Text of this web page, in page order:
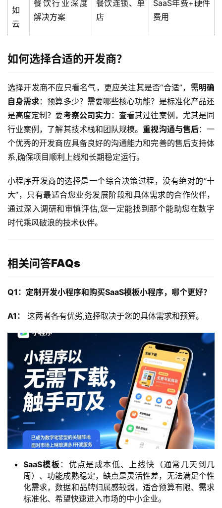
联
网
+
动
关
于
我
们
如
云
餐饮行业深度
解决方案
餐饮连锁、单
店
SaaS年费+硬件
费用
如何选择合适的开发商？
选择开发商不应只看名气，更应关注其是否“合适”，需明确
自身需求：预算多少？需要哪些核心功能？是标准化产品还
是高度定制？要考察公司实力 ：查看其过往案例，尤其是同
行业案例，了解其技术栈和团队规模。重视沟通与售后：一
个优秀的开发商应具备良好的沟通能力和完善的售后支持体
系,确保项目顺利上线和长期稳定运行。
小程序开发商的选择是一个综合决策过程，没有绝对的“十
大”，只有最适合您业务发展阶段和具体需求的合作伙伴，
通过深入调研和审慎评估,您一定能找到那个能助您在数字
时代乘风破浪的技术伙伴。
相关问答FAQs
Q1：定制开发小程序和购买SaaS模板小程序，哪个更好？
A1： 这两者各有优劣,选择取决于您的具体需求和预算。
SaaS模板 ：优点是成本低、上线快（通常几天到几
周）、功能成熟稳定，缺点是灵活性差，无法满足个性
化需求，数据和品牌归属感较弱，适合预算有限、需求
标准化、希望快速进入市场的中小企业。